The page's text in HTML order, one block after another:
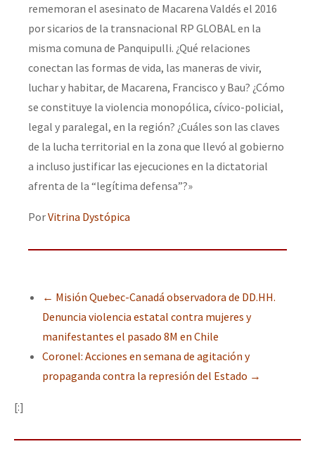
rememoran el asesinato de Macarena Valdés el 2016
por sicarios de la transnacional RP GLOBAL en la
misma comuna de Panquipulli. ¿Qué relaciones
conectan las formas de vida, las maneras de vivir,
luchar y habitar, de Macarena, Francisco y Bau? ¿Cómo
se constituye la violencia monopólica, cívico-policial,
legal y paralegal, en la región? ¿Cuáles son las claves
de la lucha territorial en la zona que llevó al gobierno
a incluso justificar las ejecuciones en la dictatorial
afrenta de la “legítima defensa”?»
PorVitrina Dystópica
← Misión Quebec-Canadá observadora de DD.HH.
Denuncia violencia estatal contra mujeres y
manifestantes el pasado 8M en Chile
Coronel: Acciones en semana de agitación y
propaganda contra la represión del Estado →
[:]